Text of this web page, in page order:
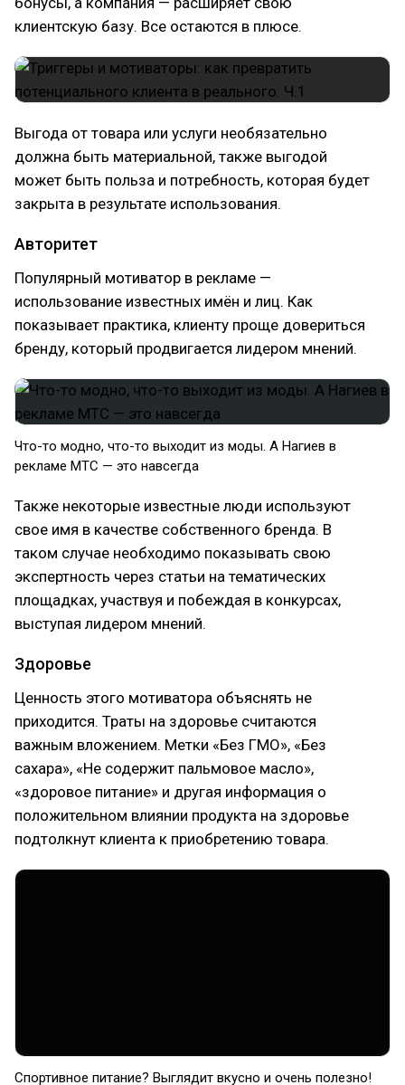
клиентскую базу. Все остаются в плюсе.
Выгода от товара или услуги необязательно
должна быть материальной, также выгодой
может быть польза и потребность, которая будет
закрыта в результате использования.
Авторитет
Популярный мотиватор в рекламе —
использование известных имён и лиц. Как
показывает практика, клиенту проще довериться
бренду, который продвигается лидером мнений.
Что-то модно, что-то выходит из моды. А Нагиев в
рекламе МТС — это навсегда
Также некоторые известные люди используют
свое имя в качестве собственного бренда. В
таком случае необходимо показывать свою
экспертность через статьи на тематических
площадках, участвуя и побеждая в конкурсах,
выступая лидером мнений.
Здоровье
Ценность этого мотиватора объяснять не
приходится. Траты на здоровье считаются
важным вложением. Метки «‎Без ГМО», «‎Без
сахара», «‎Не содержит пальмовое масло»,
«‎здоровое питание» и другая информация о
положительном влиянии продукта на здоровье
подтолкнут клиента к приобретению товара.
Спортивное питание? Выглядит вкусно и очень полезно!